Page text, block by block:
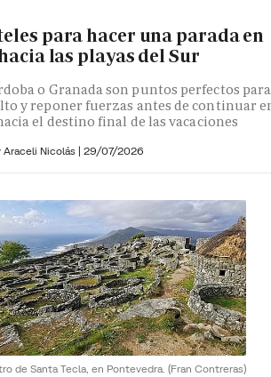
para hacer una parada en
las playas del Sur
o Granada son puntos perfectos para
y reponer fuerzas antes de continuar
el destino final de las vacaciones
Araceli Nicolás | 29/07/2026
de Santa Tecla, en Pontevedra. (Fran Contreras)